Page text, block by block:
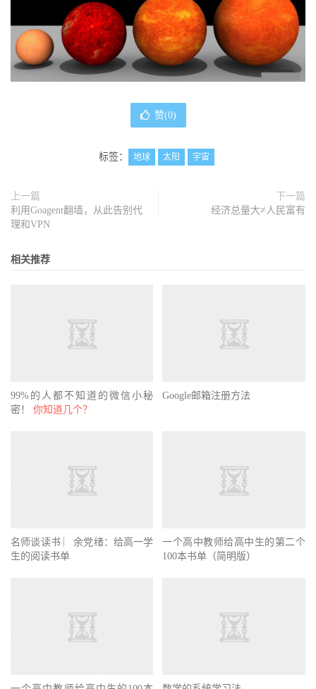
赞(0)
标签： 地球 太阳 宇宙
上一篇
利用Goagent翻墙，从此告别代
理和VPN
下一篇
经济总量大≠人民富有
相关推荐
99%的人都不知道的微信小秘
密！ 你知道几个？
Google邮箱注册方法
名师谈读书 ︳余党绪：给高一学
生的阅读书单
一个高中教师给高中生的第二个
100本书单（简明版）